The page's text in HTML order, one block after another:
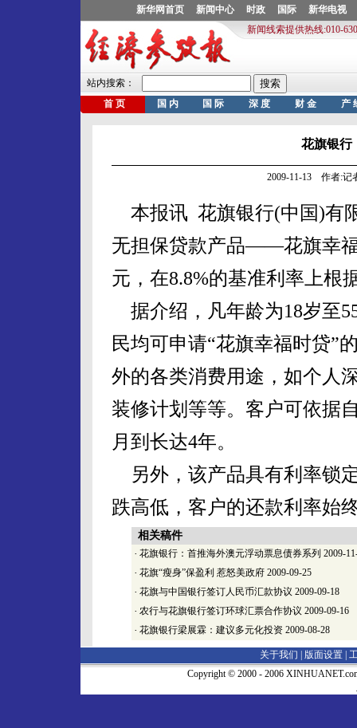
花旗银行
2009-11-13 作者:记
本报讯 花旗银行(中国)有
无担保贷款产品——花旗幸
元，在8.8%的基准利率上根
据介绍，凡年龄为18岁至
民均可申请“花旗幸福时贷”
外的各类消费用途，如个人
装修计划等等。客户可依据
月到长达4年。
另外，该产品具有利率锁
跌高低，客户的还款利率始
相关稿件
· 花旗银行：首推海外澳元浮动票息债券系列 2009-
· 花旗“瘦身”保盈利 惹怒美政府 2009-09-25
· 花旗与中国银行签订人民币汇款协议 2009-09-18
· 农行与花旗银行签订环球汇票合作协议 2009-09-16
· 花旗银行梁展霖：建议多元化投资 2009-08-28
关于我们 | 版面设置
Copyright © 2000 - 2006